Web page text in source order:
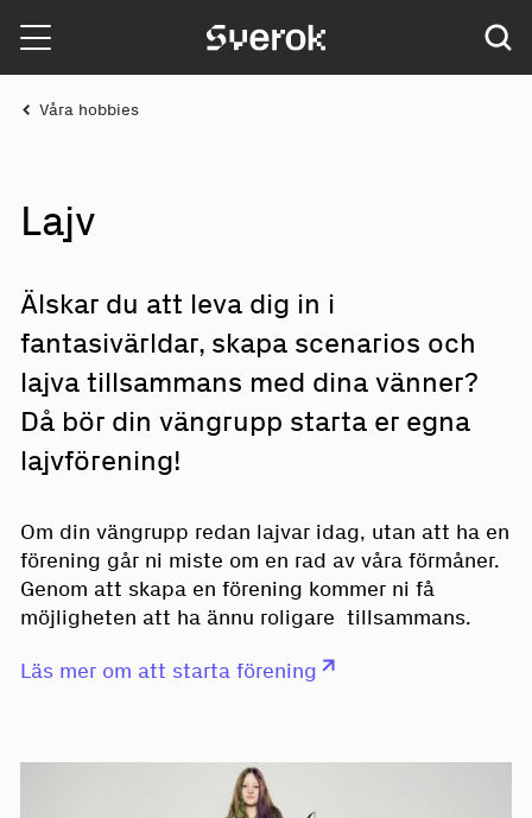
Sverok
Våra hobbies
Lajv
Älskar du att leva dig in i
fantasivärldar, skapa scenarios och
lajva tillsammans med dina vänner?
Då bör din vängrupp starta er egna
lajvförening!
Om din vängrupp redan lajvar idag, utan att ha en
förening går ni miste om en rad av våra förmåner.
Genom att skapa en förening kommer ni få
möjligheten att ha ännu roligare tillsammans.
Läs mer om att starta förening